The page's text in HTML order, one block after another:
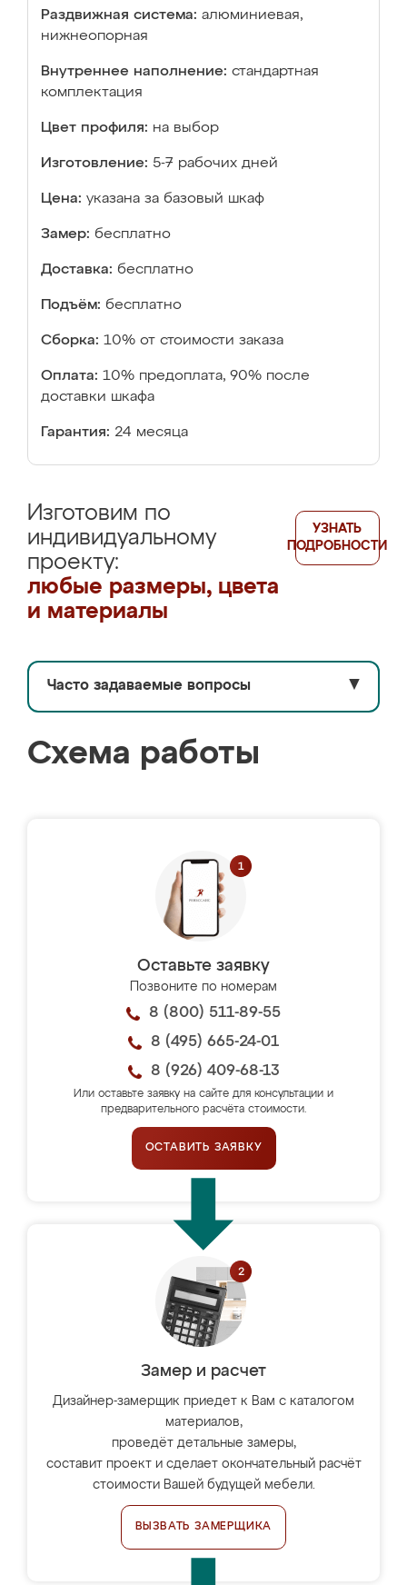
Раздвижная система: алюминиевая,
нижнеопорная
Внутреннее наполнение: стандартная
комплектация
Цвет профиля: на выбор
Изготовление: 5-7 рабочих дней
Цена: указана за базовый шкаф
Замер: бесплатно
Доставка: бесплатно
Подъём: бесплатно
Сборка: 10% от стоимости заказа
Оплата: 10% предоплата, 90% после
доставки шкафа
Гарантия: 24 месяца
Изготовим по
индивидуальному
проекту:
любые размеры, цвета
и материалы
УЗНАТЬ
ПОДРОБНОСТИ
Часто задаваемые вопросы ▼
Схема работы
Оставьте заявку
Позвоните по номерам
8 (800) 511-89-55
8 (495) 665-24-01
8 (926) 409-68-13
Или оставьте заявку на сайте для консультации и
предварительного расчёта стоимости.
ОСТАВИТЬ ЗАЯВКУ
Замер и расчет
Дизайнер-замерщик приедет к Вам с каталогом
материалов,
проведёт детальные замеры,
составит проект и сделает окончательный расчёт
стоимости Вашей будущей мебели.
ВЫЗВАТЬ ЗАМЕРЩИКА